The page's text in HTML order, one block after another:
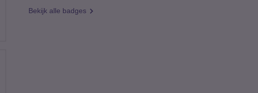
Bekijk alle badges